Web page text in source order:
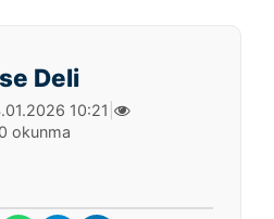
Deli
10:21
okunma